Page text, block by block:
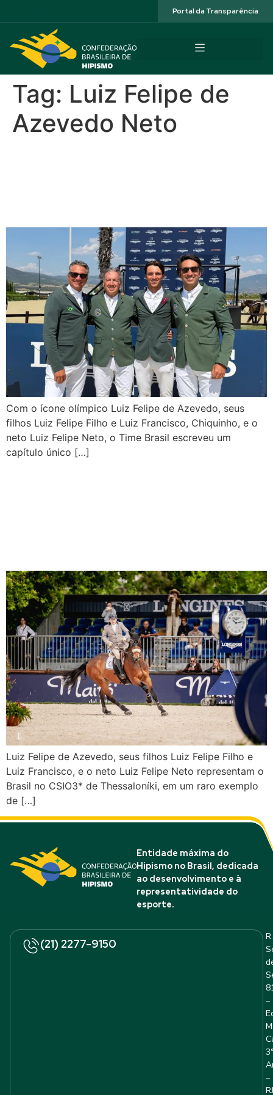
Portal da Transparência
Tag: Luiz Felipe de
Azevedo Neto
Com o ícone olímpico Luiz Felipe de Azevedo, seus
filhos Luiz Felipe Filho e Luiz Francisco, Chiquinho, e o
neto Luiz Felipe Neto, o Time Brasil escreveu um
capítulo único […]
Luiz Felipe de Azevedo, seus filhos Luiz Felipe Filho e
Luiz Francisco, e o neto Luiz Felipe Neto representam o
Brasil no CSIO3* de Thessaloníki, em um raro exemplo
de […]
Entidade máxima do
Hipismo no Brasil, dedicada
ao desenvolvimento e à
representatividade do
esporte.
(21) 2277-9150
R.
–
–
RJ